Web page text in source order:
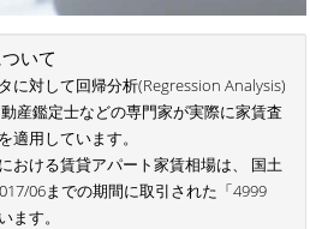
いて
に対して回帰分析(Regression Analysis)
産鑑定士などの専門家が実際に家賃査
適用しています。
おける賃貸アパート家賃相場は、 国土
06までの期間に取引された「4999
ます。